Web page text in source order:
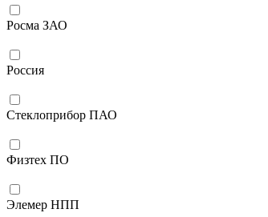
Росма ЗАО
Россия
Стеклоприбор ПАО
Физтех ПО
Элемер НПП